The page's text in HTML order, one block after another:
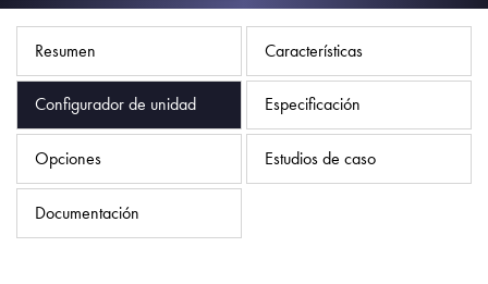
Resumen Características
Configurador de unidad Especificación
Opciones Estudios de caso
Documentación
Política de privacidad
Mapa del sitio
iSource